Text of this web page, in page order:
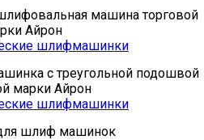
машина торговой
Айрон
с треугольной подошвой
марки Айрон
шлиф машинок